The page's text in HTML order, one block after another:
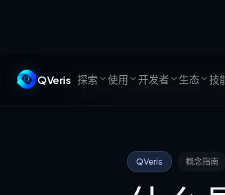
QVeris 探索 使用 开发者 生态 技
指南/ 什么是AI Agent编排？
QVeris 概念指南